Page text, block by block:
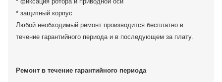
* защитный корпус
Любой необходимый ремонт производится бесплатно в
течение гарантийного периода и в последующем за плату.
Ремонт в течение гарантийного периода